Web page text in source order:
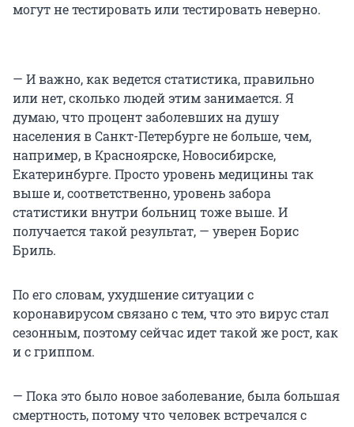
могут не тестировать или тестировать неверно.
— И важно, как ведется статистика, правильно
или нет, сколько людей этим занимается. Я
думаю, что процент заболевших на душу
населения в Санкт-Петербурге не больше, чем,
например, в Красноярске, Новосибирске,
Екатеринбурге. Просто уровень медицины так
выше и, соответственно, уровень забора
статистики внутри больниц тоже выше. И
получается такой результат, — уверен Борис
Бриль.
По его словам, ухудшение ситуации с
коронавирусом связано с тем, что это вирус стал
сезонным, поэтому сейчас идет такой же рост, как
и с гриппом.
— Пока это было новое заболевание, была большая
смертность, потому что человек встречался с